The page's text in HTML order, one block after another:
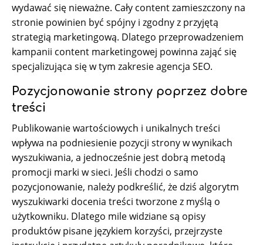
wydawać się nieważne. Cały content zamieszczony na
stronie powinien być spójny i zgodny z przyjętą
strategią marketingową. Dlatego przeprowadzeniem
kampanii content marketingowej powinna zająć się
specjalizująca się w tym zakresie agencja SEO.
Pozycjonowanie strony poprzez dobre
treści
Publikowanie wartościowych i unikalnych treści
wpływa na podniesienie pozycji strony w wynikach
wyszukiwania, a jednocześnie jest dobrą metodą
promocji marki w sieci. Jeśli chodzi o samo
pozycjonowanie, należy podkreślić, że dziś algorytm
wyszukiwarki docenia treści tworzone z myślą o
użytkowniku. Dlatego mile widziane są opisy
produktów pisane językiem korzyści, przejrzyste